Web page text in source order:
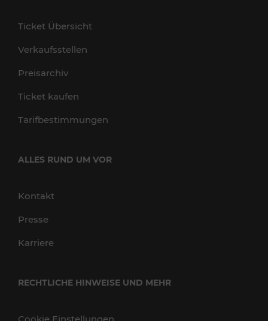
Ticket Übersicht
Verkaufsstellen
Preisarchiv
Ticket kaufen
Tarifbestimmungen
ALLES RUND UM VOR
Kontakt
Presse
Karriere
RECHTLICHE HINWEISE UND MEHR